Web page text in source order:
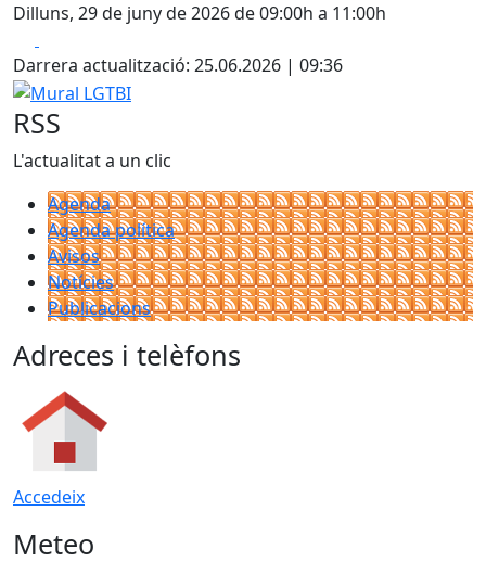
Dilluns, 29 de juny de 2026 de 09:00h a 11:00h
Darrera actualització: 25.06.2026 | 09:36
Mural LGTBI
RSS
L'actualitat a un clic
Agenda
Agenda política
Avisos
Notícies
Publicacions
Adreces i telèfons
Accedeix
Meteo